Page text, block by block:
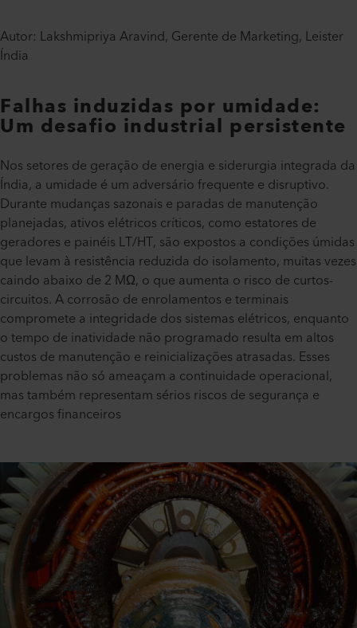
Autor: Lakshmipriya Aravind, Gerente de Marketing, Leister
Índia
Falhas induzidas por umidade:
Um desafio industrial persistente
Nos setores de geração de energia e siderurgia integrada da
Índia, a umidade é um adversário frequente e disruptivo.
Durante mudanças sazonais e paradas de manutenção
planejadas, ativos elétricos críticos, como estatores de
geradores e painéis LT/HT, são expostos a condições úmidas
que levam à resistência reduzida do isolamento, muitas vezes
caindo abaixo de 2 MΩ, o que aumenta o risco de curtos-
circuitos. A corrosão de enrolamentos e terminais
compromete a integridade dos sistemas elétricos, enquanto
o tempo de inatividade não programado resulta em altos
custos de manutenção e reinicializações atrasadas. Esses
problemas não só ameaçam a continuidade operacional,
mas também representam sérios riscos de segurança e
encargos financeiros